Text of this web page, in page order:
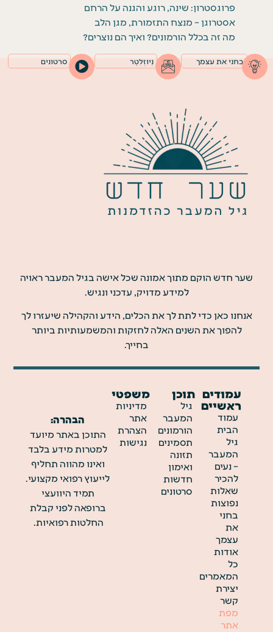
פרוגסטרון: שינה, רוגע והגנה על הרחם
אסטרוגן – מנצח התזמורת, מגן הלב
מה זה בכלל הורמונים? ואיך הם נוצרים?
בחני את עצמך נְיוּזְלֵטֶר סרטונים
שער חדש הוקם מתוך אמונה שכל אישה בגיל המעבר ראויה
למידע מדויק, עדכני ונגיש.
אנחנו כאן כדי לתת לך את הכלים, הידע והקהילה שיעזרו לך
להפוך את השנים האלה לחזקות והמשמעותיות ביותר
בחייך.
עמודים
ראשיים
עמוד
הבית
גיל
המעבר
– נעים
להכיר
שאלות
נפוצות
בחני
את
עצמך
אודות
כל
המאמרים
יצירת
קשר
מפת
אתר
תוכן
גיל
המעבר
הורמונים
תסמינים
תזונה
ואימון
חדשות
סרטונים
משפטי
מדיניות
אתר
הצהרת
נגישות
הבהרה:
התוכן באתר מיועד
למטרות מידע בלבד
ואינו מהווה תחליף
לייעוץ רפואי מקצועי.
תמיד היוועצי
ברופאה לפני קבלת
החלטות רפואיות.